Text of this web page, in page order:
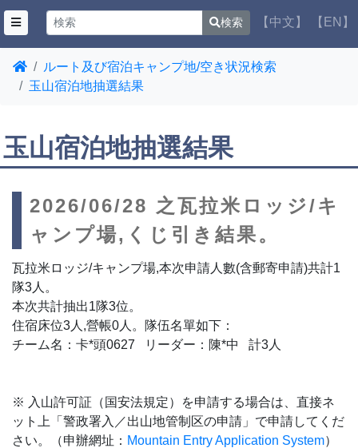
検索 【中文】 【EN】
ルート及び宿泊キャンプ地/空き状況検索
玉山宿泊地抽選結果
玉山宿泊地抽選結果
2026/06/28 之瓦拉米ロッジ/キ
ャンプ場,くじ引き結果。
瓦拉米ロッジ/キャンプ場,本次申請人數(含郵寄申請)共計1
隊3人。
本次共計抽出1隊3位。
住宿床位3人,營帳0人。隊伍名單如下：
チーム名：卡*頭0627 リーダー：陳*中 計3人
※ 入山許可証（国安法規定）を申請する場合は、直接ネ
ット上「警政署入／出山地管制区の申請」で申請してくだ
さい。（申辦網址： Mountain Entry Application System）